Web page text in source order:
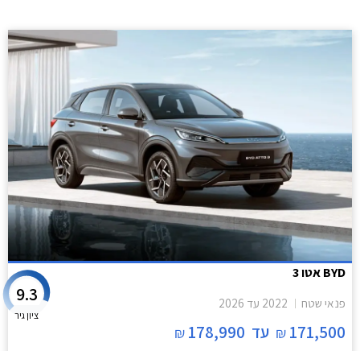
BYD אטו 3
פנאי שטח 2022 עד 2026
171,500
₪ עד 178,990
₪
9.3
ציון גיר